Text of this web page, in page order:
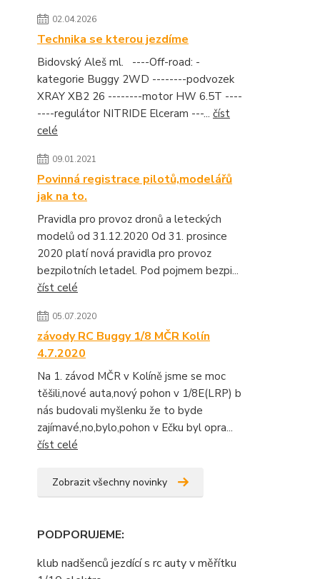
02.04.2026
Technika se kterou jezdíme
Bidovský Aleš ml. ----Off-road: -
kategorie Buggy 2WD --------podvozek
XRAY XB2 26 --------motor HW 6.5T ----
----regulátor NITRIDE Elceram ---... číst
celé
09.01.2021
Povinná registrace pilotů,modelářů
jak na to.
Pravidla pro provoz dronů a leteckých
modelů od 31.12.2020 Od 31. prosince
2020 platí nová pravidla pro provoz
bezpilotních letadel. Pod pojmem bezpi...
číst celé
05.07.2020
závody RC Buggy 1/8 MČR Kolín
4.7.2020
Na 1. závod MČR v Kolíně jsme se moc
těšili,nové auta,nový pohon v 1/8E(LRP) b
nás budovali myšlenku že to byde
zajímavé,no,bylo,pohon v Ečku byl opra...
číst celé
Zobrazit všechny novinky
PODPORUJEME:
klub nadšenců jezdící s rc auty v měřítku